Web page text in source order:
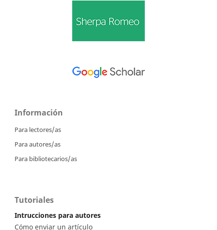
Información
Para lectores/as
Para autores/as
Para bibliotecarios/as
Tutoriales
Intrucciones para autores
Cómo enviar un artículo